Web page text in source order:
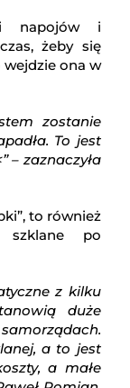
napojów i
żeby się
ona w
zostanie
To jest
– zaznaczyła
to również
szklane po
z kilku
duże
a to jest
a małe